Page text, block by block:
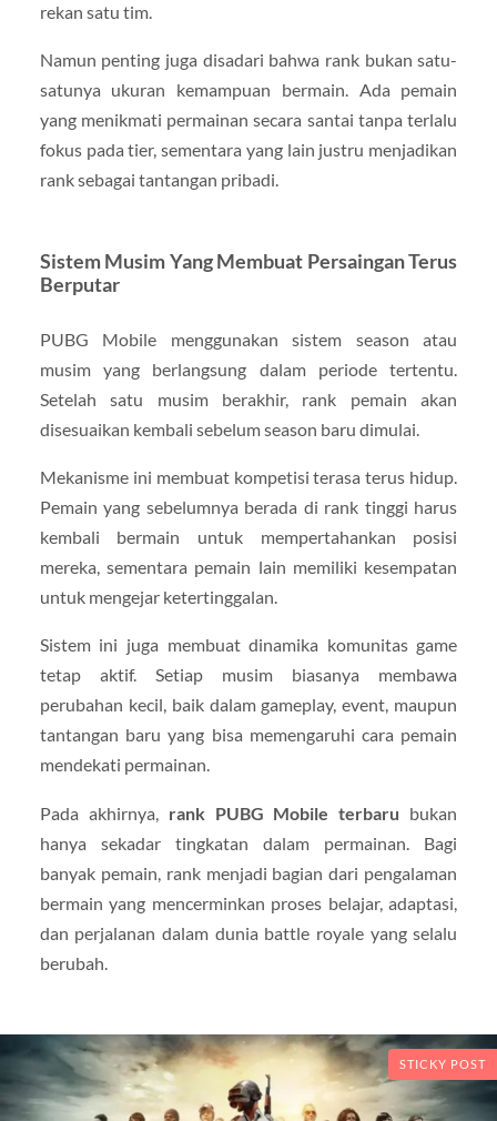
rekan satu tim.
Namun penting juga disadari bahwa rank bukan satu-
satunya ukuran kemampuan bermain. Ada pemain
yang menikmati permainan secara santai tanpa terlalu
fokus pada tier, sementara yang lain justru menjadikan
rank sebagai tantangan pribadi.
Sistem Musim Yang Membuat Persaingan Terus
Berputar
PUBG Mobile menggunakan sistem season atau
musim yang berlangsung dalam periode tertentu.
Setelah satu musim berakhir, rank pemain akan
disesuaikan kembali sebelum season baru dimulai.
Mekanisme ini membuat kompetisi terasa terus hidup.
Pemain yang sebelumnya berada di rank tinggi harus
kembali bermain untuk mempertahankan posisi
mereka, sementara pemain lain memiliki kesempatan
untuk mengejar ketertinggalan.
Sistem ini juga membuat dinamika komunitas game
tetap aktif. Setiap musim biasanya membawa
perubahan kecil, baik dalam gameplay, event, maupun
tantangan baru yang bisa memengaruhi cara pemain
mendekati permainan.
Pada akhirnya, rank PUBG Mobile terbaru bukan
hanya sekadar tingkatan dalam permainan. Bagi
banyak pemain, rank menjadi bagian dari pengalaman
bermain yang mencerminkan proses belajar, adaptasi,
dan perjalanan dalam dunia battle royale yang selalu
berubah.
STICKY POST